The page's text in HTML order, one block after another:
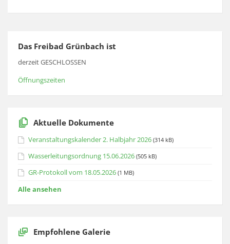
Das Freibad Grünbach ist
derzeit GESCHLOSSEN
Öffnungszeiten
Aktuelle Dokumente
Veranstaltungskalender 2. Halbjahr 2026 (314 kB)
Wasserleitungsordnung 15.06.2026 (505 kB)
GR-Protokoll vom 18.05.2026 (1 MB)
Alle ansehen
Empfohlene Galerie